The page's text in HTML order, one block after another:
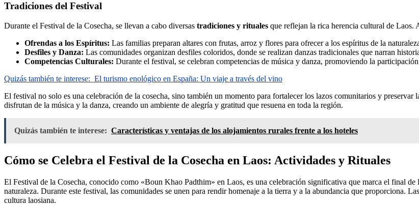
Tradiciones del Festival
Durante el Festival de la Cosecha, se llevan a cabo diversas tradiciones y rituales que reflejan la rica herencia cultural de Laos.
Ofrendas a los Espíritus: Las familias preparan altares con frutas, arroz y flores para ofrecer a los espíritus de la
Desfiles y Danza: Las comunidades organizan desfiles coloridos, donde se realizan danzas tradicionales que narran
Competencias Culturales: Durante el festival, se celebran competencias de música y danza, promoviendo la
Quizás también te interese: El turismo enológico en España: Un viaje a través del vino
El festival no solo es una celebración de la cosecha, sino también un momento para fortalecer los lazos comunitarios y
disfrutan de la música y la danza, creando un ambiente de alegría y gratitud que resuena en toda la región.
Quizás también te interese: Características y ventajas de los alojamientos rurales frente a los hoteles
Cómo se Celebra el Festival de la Cosecha en Laos: Actividades y Rituales
El Festival de la Cosecha, conocido como «Boun Khao Padthim» en Laos, es una celebración significativa que marca el final
naturaleza. Durante este festival, las comunidades se unen para rendir homenaje a la tierra y a la abundancia que proporciona.
cultura laosiana.